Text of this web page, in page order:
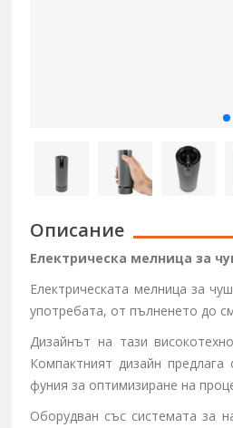
Описание
Електрическа мелница за
Електрическата мелница за
употребата, от пълненето до
Дизайнът на тази
Компактният дизайн
фуния за оптимизиране на
Оборудван със системата за